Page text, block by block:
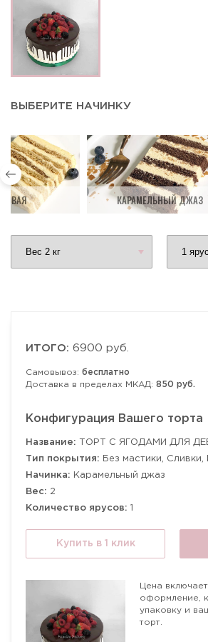
ВЫБЕРИТЕ НАЧИНКУ
КАРАМЕЛЬНЫЙ ДЖАЗ
ИТОГО: 6900 руб.
Самовывоз: бесплатно
Доставка в пределах МКАД: 850 руб.
Конфигурация Вашего торта
Название: ТОРТ С ЯГОДАМИ ДЛЯ
Тип покрытия: Без мастики, Сливки,
Начинка: Карамельный джаз
Вес: 2
Количество ярусов: 1
Купить в 1 клик
Цена
оформление,
упаковку и
торт.